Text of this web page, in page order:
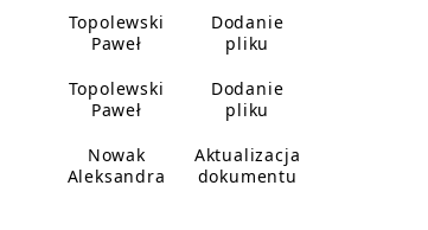
Topolewski
Paweł
Dodanie
pliku
Topolewski
Paweł
Dodanie
pliku
Nowak
Aleksandra
Aktualizacja
dokumentu